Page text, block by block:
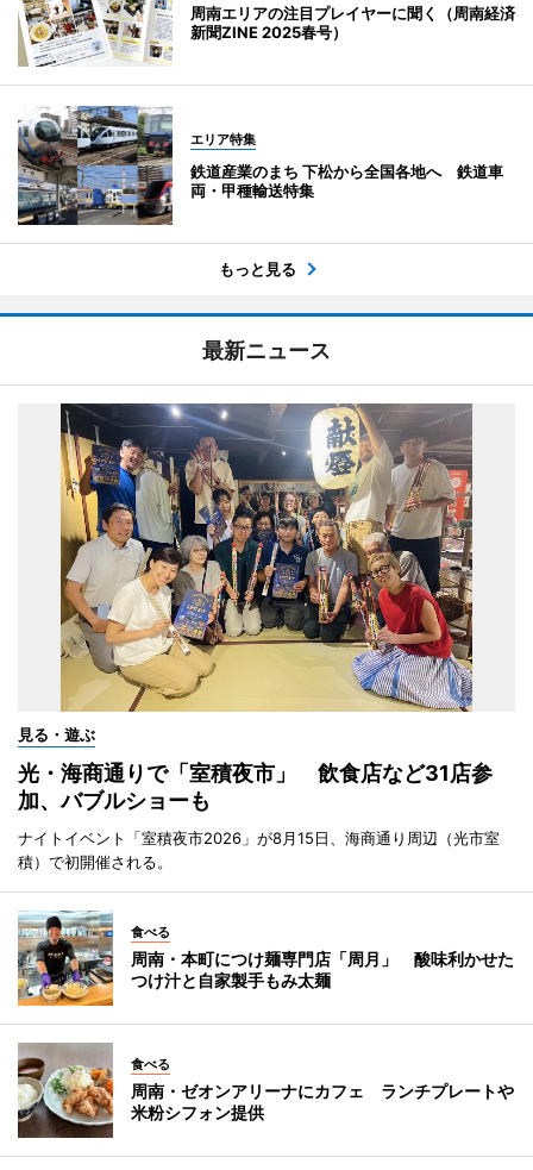
周南エリアの注目プレイヤーに聞く（周南経済
新聞ZINE 2025春号）
エリア特集
鉄道産業のまち 下松から全国各地へ 鉄道車
両・甲種輸送特集
もっと見る
最新ニュース
見る・遊ぶ
光・海商通りで「室積夜市」 飲食店など31店参
加、バブルショーも
ナイトイベント「室積夜市2026」が8月15日、海商通り周辺（光市室
積）で初開催される。
食べる
周南・本町につけ麺専門店「周月」 酸味利かせた
つけ汁と自家製手もみ太麺
食べる
周南・ゼオンアリーナにカフェ ランチプレートや
米粉シフォン提供